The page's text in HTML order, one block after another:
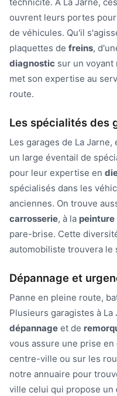
technicité. À La Jarne,
ouvrent leurs portes
de véhicules. Qu'il
plaquettes de freins,
diagnostic sur un voyant
met son expertise au
route.
Les spécialités des
Les garages de La
un large éventail de
pour leur expertise en
spécialisés dans les
anciennes. On trouve
carrosserie, à la peinture
pare-brise. Cette
automobiliste trouvera le
Dépannage et
Panne en pleine route,
Plusieurs garagistes à
dépannage et de
vous assure une prise
centre-ville ou sur les
notre annuaire pour
ville celui qui propose un